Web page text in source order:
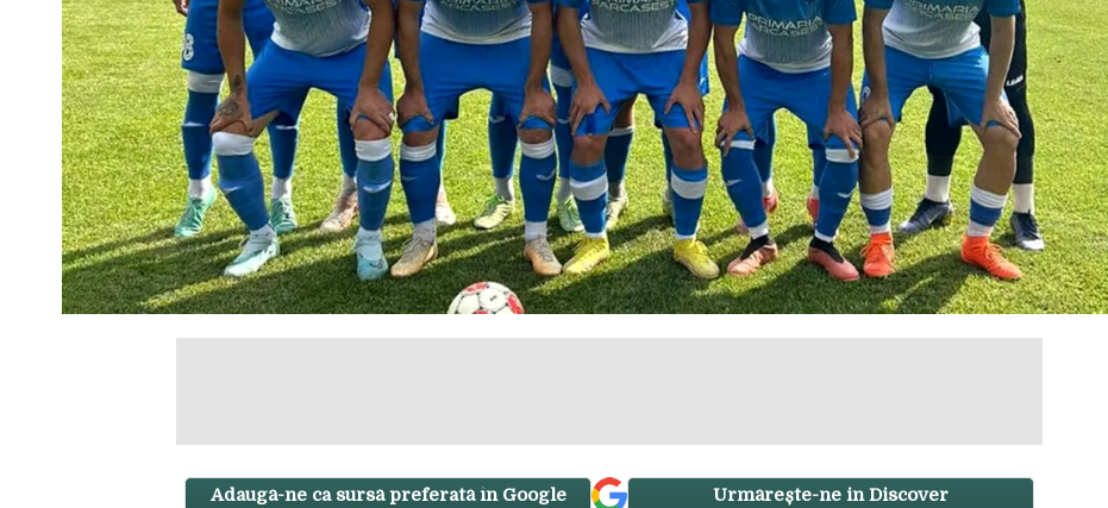
Adaugă-ne ca sursă preferată în Google Urmărește-ne in Discover